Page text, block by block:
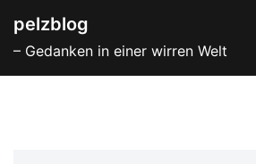
Inhalt
springen
pelzblog
– Gedanken in einer wirren Welt